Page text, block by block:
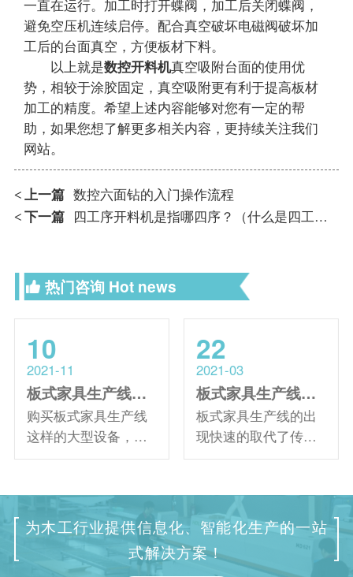
一直在运行。加工时打开蝶阀，加工后关闭蝶阀，
避免空压机连续启停。配合真空破坏电磁阀破坏加
工后的台面真空，方便板材下料。
以上就是数控开料机真空吸附台面的使用优
势，相较于涂胶固定，真空吸附更有利于提高板材
加工的精度。希望上述内容能够对您有一定的帮
助，如果您想了解更多相关内容，更持续关注我们
网站。
< 上一篇 数控六面钻的入门操作流程
< 下一篇 四工序开料机是指哪四序？（什么是四工序开料机？）
热门咨询 Hot news
10
2021-11
板式家具生产线购机都有哪些流程
购买板式家具生产线
这样的大型设备，需
要多方面考察。在确
并选择了生产厂家之
后，需要我们做一些
其他的购买前准备工
作。那么接下来!将为
22
2021-03
板式家具生产线中如何选择适合高质量生产的开料机设备？
板式家具生产线的出
现快速的取代了传统
的开料设备，从家具
随着定制家具的日益
普及，尤其是家具生
产线中开料机以其提
高板材利用率、节省
为木工行业提供信息化、智能化生产的一站
式解决方案！